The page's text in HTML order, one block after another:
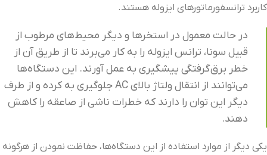
کاربرد ترانسفورماتورهای ایزوله هستند.
در حالت معمول در استخرها و دیگر محیط‌های مرطوب از
قبیل سونا، ترانس ایزوله را به کار می‌برند تا از طریق آن از
خطر برق‌گرفتگی پیشگیری به عمل آورند. این دستگاه‌ها
می‌توانند از انتقال ولتاژ بالای AC جلوگیری به کرده و از طرف
دیگر اين توان را دارند که خطرات ناشی از صاعقه را کاهش
دهند.
یکی دیگر از موارد استفاده از این دستگاه‌ها، حفاظت نمودن از هرگونه